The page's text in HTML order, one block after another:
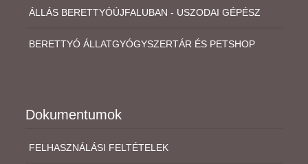
ÁLLÁS BERETTYÓÚJFALUBAN - USZODAI GÉPÉSZ
BERETTYÓ ÁLLATGYÓGYSZERTÁR ÉS PETSHOP
Dokumentumok
FELHASZNÁLÁSI FELTÉTELEK